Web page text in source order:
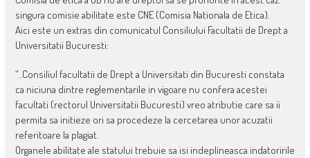
singura comisie abilitate este CNE (Comisia Nationala de Etica).
Aici este un extras din comunicatul Consiliului Facultatii de Drept a
Universitatii Bucuresti:
“..Consiliul facultatii de Drept a Universitati din Bucuresti constata
ca niciuna dintre reglementarile in vigoare nu confera acestei
facultati (rectorul Universitatii Bucuresti) vreo atributie care sa ii
permita sa initieze ori sa procedeze la cercetarea unor acuzatii
referitoare la plagiat.
Organele abilitate ale statului trebuie sa isi indeplineasca indatoririle